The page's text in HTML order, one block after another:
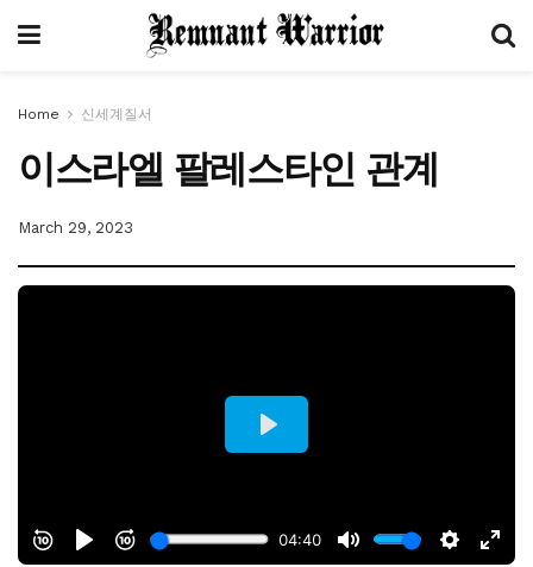
Home 신세계질서
이스라엘 팔레스타인 관계
March 29, 2023